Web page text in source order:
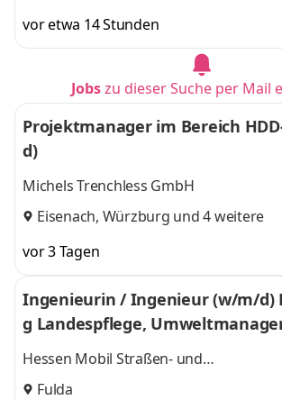
vor etwa 14 Stunden
Jobszu dieser Suche per Mail
Projektmanager im Bereich
d)
Michels Trenchless GmbH
Eisenach, Würzburg und 4 weitere
vor 3 Tagen
Ingenieurin / Ingenieur (w/m/d)
g Landespflege,
andschaftsplanung
Hessen Mobil Straßen- und
Verkehrsmanagement
Fulda